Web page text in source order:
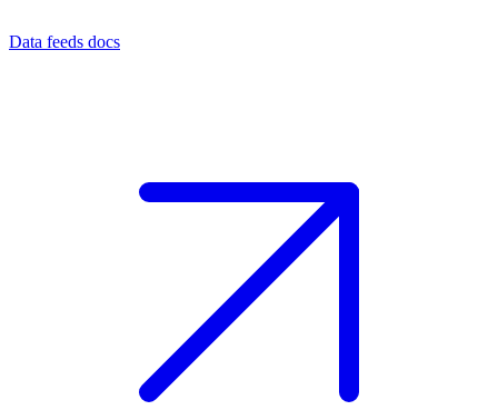
Data feeds docs